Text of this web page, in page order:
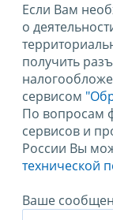
Если Вам
о
получить
сервисом
По вопросам
сервисов и
России Вы
технической
Ваше